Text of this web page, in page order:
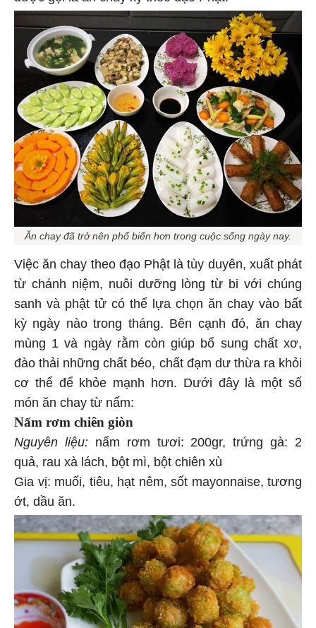
Ăn chay đã trở nên phổ biến hơn trong cuộc sống ngày nay.
Việc ăn chay theo đạo Phật là tùy duyên, xuất phát
từ chánh niệm, nuôi dưỡng lòng từ bi với chúng
sanh và phật tử có thể lựa chọn ăn chay vào bất
kỳ ngày nào trong tháng. Bên cạnh đó, ăn chay
mùng 1 và ngày rằm còn giúp bổ sung chất xơ,
đào thải những chất béo, chất đạm dư thừa ra khỏi
cơ thể để khỏe mạnh hơn. Dưới đây là một số
món ăn chay từ nấm:
Nấm rơm chiên giòn
Nguyên liệu:nấm rơm tươi: 200gr, trứng gà: 2
quả, rau xà lách, bột mì, bột chiên xù
Gia vị: muối, tiêu, hạt nêm, sốt mayonnaise, tương
ớt, dầu ăn.